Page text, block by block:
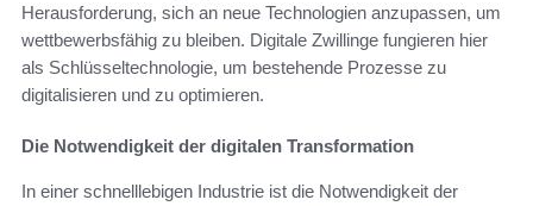
Herausforderung, sich an neue Technologien anzupassen, um
wettbewerbsfähig zu bleiben. Digitale Zwillinge fungieren hier
als Schlüsseltechnologie, um bestehende Prozesse zu
digitalisieren und zu optimieren.
Die Notwendigkeit der digitalen Transformation
In einer schnelllebigen Industrie ist die Notwendigkeit der